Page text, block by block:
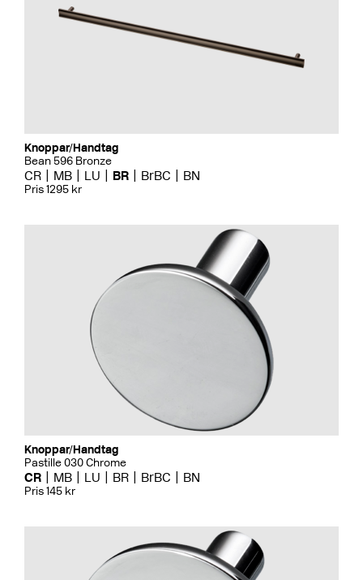
Knoppar/Handtag
Bean 596 Bronze
CR MB LU BR BrBC BN
Pris 1295 kr
Knoppar/Handtag
Pastille 030 Chrome
CR MB LU BR BrBC BN
Pris 145 kr